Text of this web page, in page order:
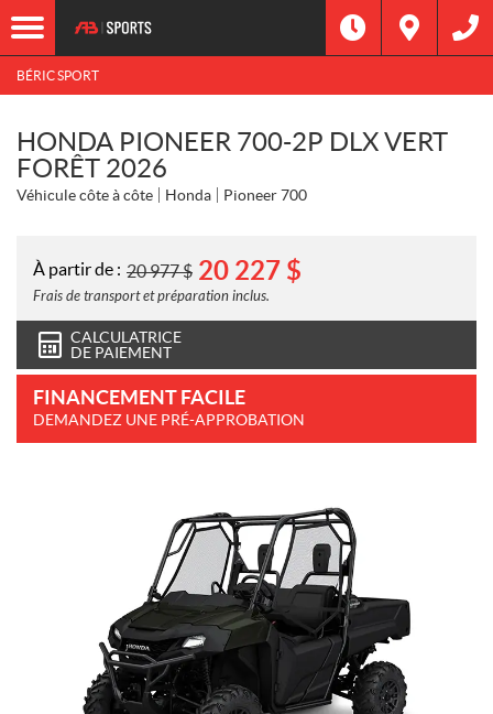
BÉRIC SPORT
HONDA PIONEER 700-2P DLX VERT
FORÊT 2026
Véhicule côte à côte Honda Pioneer 700
À partir de : 20 977$ 20 227 $
Frais de transport et préparation inclus.
CALCULATRICE
DE PAIEMENT
FINANCEMENT FACILE
DEMANDEZ UNE PRÉ-APPROBATION